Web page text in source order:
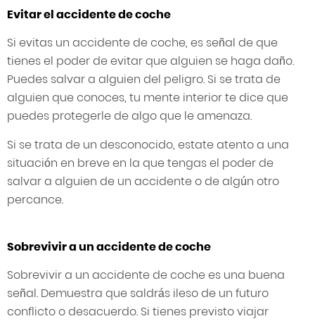
Evitar el accidente de coche
Si evitas un accidente de coche, es señal de que
tienes el poder de evitar que alguien se haga daño.
Puedes salvar a alguien del peligro. Si se trata de
alguien que conoces, tu mente interior te dice que
puedes protegerle de algo que le amenaza.
Si se trata de un desconocido, estate atento a una
situación en breve en la que tengas el poder de
salvar a alguien de un accidente o de algún otro
percance.
Sobrevivir a un accidente de coche
Sobrevivir a un accidente de coche es una buena
señal. Demuestra que saldrás ileso de un futuro
conflicto o desacuerdo. Si tienes previsto viajar